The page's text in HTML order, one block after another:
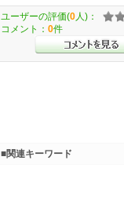
ユーザーの評価(0 人)：
コメント： 0件
■関連キーワード